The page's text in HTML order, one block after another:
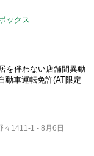
ックス
を伴わない店舗間異動
動車運転免許(AT限定
々1411-1 - 8月6日